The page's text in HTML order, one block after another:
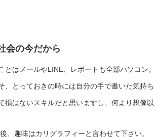
会の今だから
とはメールやLINE、レポートも全部パソコン
、とっておきの時には自分の手で書いた気持
損はないスキルだと思いますし、何より想像
、趣味はカリグラフィーと言わせて下さい。